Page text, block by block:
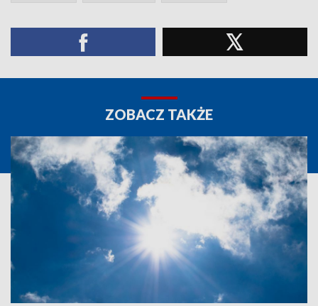
ZOBACZ TAKŻE